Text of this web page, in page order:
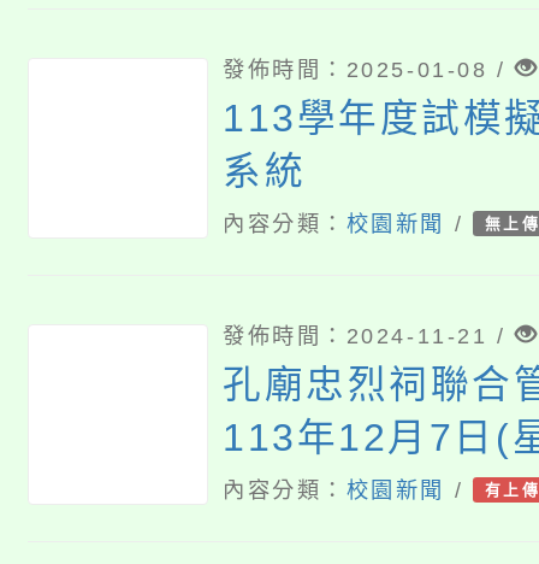
發佈時間：2025-01-08 /
113學年度試模
系統
內容分類： 校園新聞 / 無上
發佈時間：2024-11-21 /
孔廟忠烈祠聯合
113年12月7日(
2024桃園市孔
內容分類： 校園新聞 / 有上